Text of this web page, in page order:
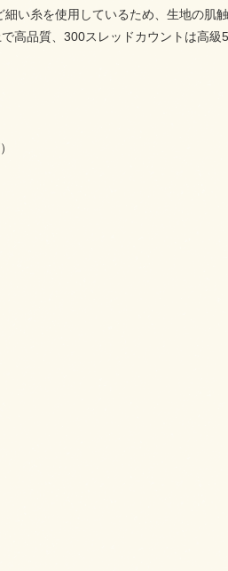
い糸を使用しているため、生地の肌
高品質、300スレッドカウントは高級